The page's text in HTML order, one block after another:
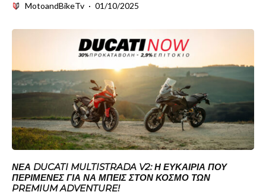
MotoandBikeTv · 01/10/2025
ΝΈΑ DUCATI MULTISTRADA V2: Η ΕΥΚΑΙΡΊΑ ΠΟΥ
ΠΕΡΊΜΕΝΕΣ ΓΙΑ ΝΑ ΜΠΕΙΣ ΣΤΟΝ ΚΌΣΜΟ ΤΩΝ
PREMIUM ADVENTURE!